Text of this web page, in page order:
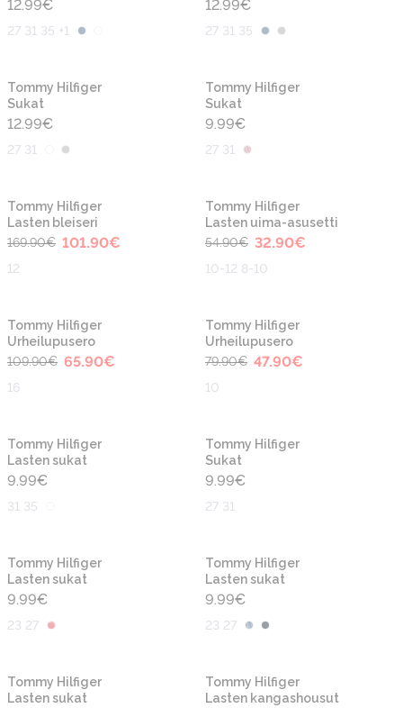
12.99€
27 31 35 +1
12.99€
27 31 35
Tommy Hilfiger
Sukat
12.99€
27 31
Tommy Hilfiger
Sukat
9.99€
27 31
-40%
Tommy Hilfiger
Lasten bleiseri
169.90€ 101.90€
12
-40%
Tommy Hilfiger
Lasten uima-asusetti
54.90€ 32.90€
10-12 8-10
-40%
Tommy Hilfiger
Urheilupusero
109.90€ 65.90€
16
-40%
Tommy Hilfiger
Urheilupusero
79.90€ 47.90€
10
Tommy Hilfiger
Lasten sukat
9.99€
31 35
Tommy Hilfiger
Sukat
9.99€
27 31
Tommy Hilfiger
Lasten sukat
9.99€
23 27
Tommy Hilfiger
Lasten sukat
9.99€
23 27
Tommy Hilfiger
Lasten sukat
-50%
Tommy Hilfiger
Lasten kangashousut